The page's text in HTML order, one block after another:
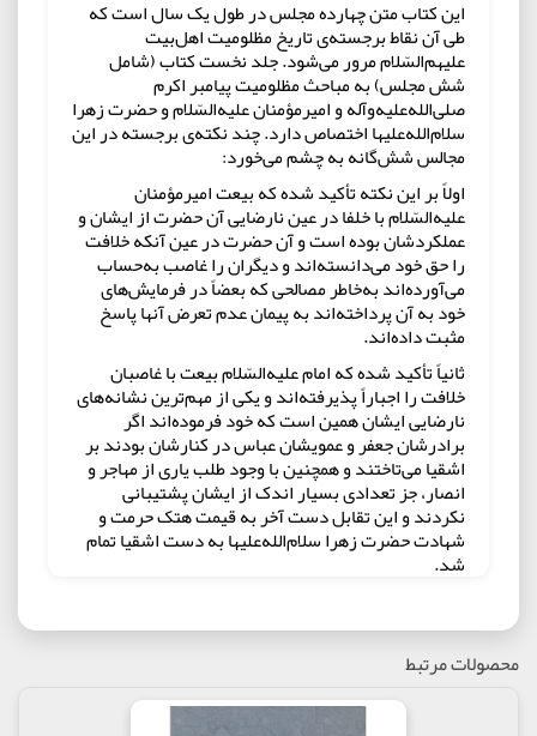
این کتاب متن چهارده مجلس در طول یک سال است که
طی آن نقاط برجسته‌ی تاریخ مظلومیت اهل‌بیت
علیهم‌السّلام مرور می‌شود. جلد نخست کتاب (شامل
شش مجلس) به مباحث مظلومیت پیامبر اکرم
صلی‌الله‌علیه‌و‌آله و امیرمؤمنان علیه‌السّلام و حضرت زهرا
سلام‌الله‌علیها اختصاص دارد. چند نکته‌ی برجسته در این
مجالس شش‌گانه به چشم می‌خورد:
اولاً بر این نکته تأکید شده که بیعت امیرمؤمنان
علیه‌السّلام با خلفا در عین نارضایی آن حضرت از ایشان و
عملکردشان بوده است و آن حضرت در عین آنکه خلافت
را حق خود می‌دانسته‌اند و دیگران را غاصب به‌حساب
می‌آورده‌اند به‌خاطر مصالحی که بعضاً در فرمایش‌های
خود به آن پرداخته‌اند به پیمان عدم تعرض آنها پاسخ
مثبت داده‌اند.
ثانیاً تأکید شده که امام علیه‌السّلام بیعت با غاصبان
خلافت را اجباراً پذیرفته‌اند و یکی از مهم‌ترین نشانه‌های
نارضایی ایشان همین است که خود فرموده‌اند اگر
برادرشان جعفر و عمویشان عباس در کنارشان بودند بر
اشقیا می‌تاختند و همچنین با وجود طلب یاری از مهاجر و
انصار، جز تعدادی بسیار اندک از ایشان پشتیبانی
نکردند و این تقابل دست آخر به قیمت هتک حرمت و
شهادت حضرت زهرا سلام‌الله‌علیها به دست اشقیا تمام
شد.
غاصبان خلافت با شخص پیامبر اکرم ص و دین اسلام
طریق ترور شخصیت و ترور فیزیکی کنند.
رابعاً قصد داشتند به هر طریق شده امیرمؤمنان
محصولات مرتبط